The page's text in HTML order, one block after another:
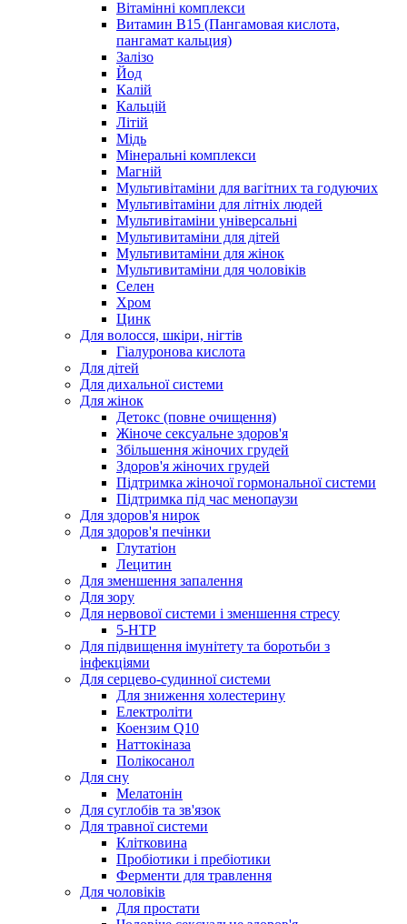
Вітамінні комплекси
Витамин B15 (Пангамовая кислота,
пангамат кальция)
Залізо
Йод
Калій
Кальцій
Літій
Мідь
Мінеральні комплекси
Магній
Мультивітаміни для вагітних та годуючих
Мультивітаміни для літніх людей
Мультивітаміни універсальні
Мультивитаміни для дітей
Мультивитаміни для жінок
Мультивитаміни для чоловіків
Селен
Хром
Цинк
Для волосся, шкіри, нігтів
Гіалуронова кислота
Для дітей
Для дихальної системи
Для жінок
Детокс (повне очищення)
Жіноче сексуальне здоров'я
Збільшення жіночих грудей
Здоров'я жіночих грудей
Підтримка жіночої гормональної системи
Підтримка під час менопаузи
Для здоров'я нирок
Для здоров'я печінки
Глутатіон
Лецитин
Для зменшення запалення
Для зору
Для нервової системи і зменшення стресу
5-HTP
Для підвищення імунітету та боротьби з
інфекціями
Для серцево-судинної системи
Для зниження холестерину
Електроліти
Коензим Q10
Наттокіназа
Полікосанол
Для сну
Мелатонін
Для суглобів та зв'язок
Для травної системи
Клітковина
Пробіотики і пребіотики
Ферменти для травлення
Для чоловіків
Для простати